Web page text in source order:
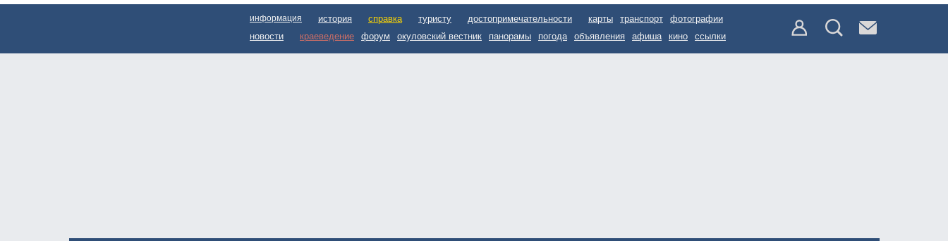
Перейти к основному содержанию
информация
история справка туристу достопримечательности карты транспорт
фотографии
новости
краеведение форум окуловский вестник панорамы погода объявления афиша кино ссылки